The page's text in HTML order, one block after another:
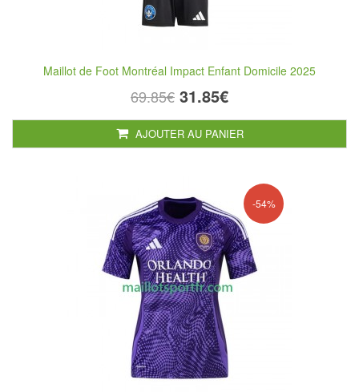
Maillot de Foot Montréal Impact Enfant Domicile 2025
69.85€ 31.85€
AJOUTER AU PANIER
-54%